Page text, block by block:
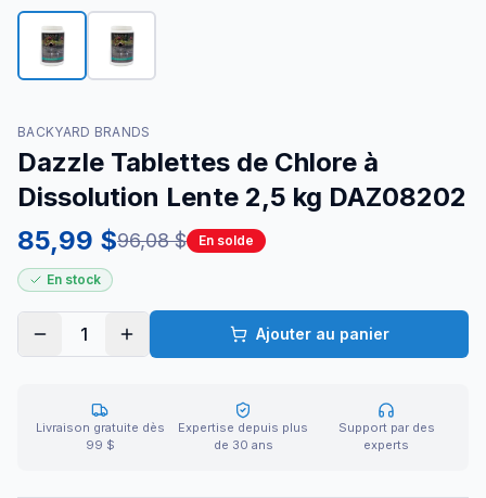
BACKYARD BRANDS
Dazzle Tablettes de Chlore à
Dissolution Lente 2,5 kg DAZ08202
85,99 $96,08 $ En solde
En stock
1 Ajouter au panier
Livraison gratuite dès
99 $
Expertise depuis plus
de 30 ans
Support par des
experts